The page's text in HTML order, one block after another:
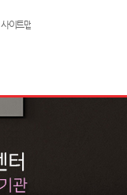
사이트맵